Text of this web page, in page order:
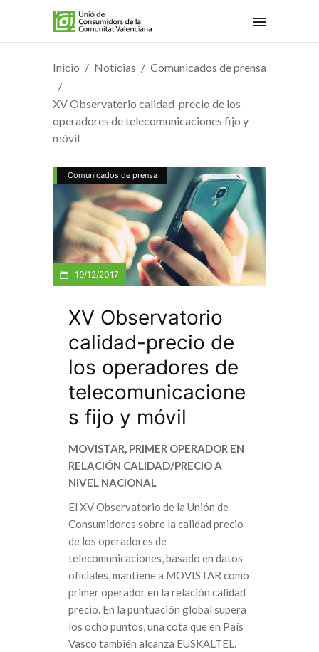
Inicio Noticias Comunicados de prensa
XV Observatorio calidad-precio de los
operadores de telecomunicaciones fijo y
móvil
Comunicados de prensa
19/12/2017
XV Observatorio
calidad-precio de
los operadores de
telecomunicacione
s fijo y móvil
MOVISTAR, PRIMER OPERADOR EN
RELACIÓN CALIDAD/PRECIO A
NIVEL NACIONAL
El XV Observatorio de la Unión de
Consumidores sobre la calidad precio
de los operadores de
telecomunicaciones, basado en datos
oficiales, mantiene a MOVISTAR como
primer operador en la relación calidad
precio. En la puntuación global supera
los ocho puntos, una cota que en País
Vasco también alcanza EUSKALTEL.